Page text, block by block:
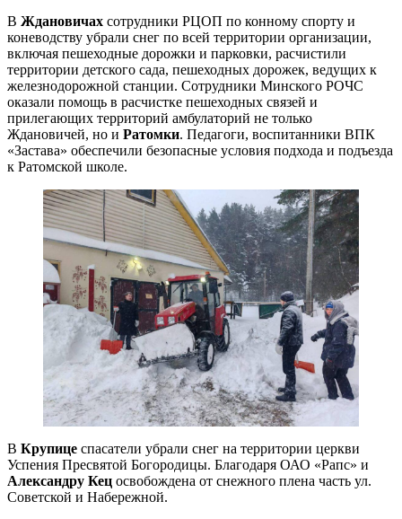
В Ждановичах сотрудники РЦОП по конному спорту и
коневодству убрали снег по всей территории организации,
включая пешеходные дорожки и парковки, расчистили
территории детского сада, пешеходных дорожек, ведущих к
железнодорожной станции. Сотрудники Минского РОЧС
оказали помощь в расчистке пешеходных связей и
прилегающих территорий амбулаторий не только
Ждановичей, но и Ратомки. Педагоги, воспитанники ВПК
«Застава» обеспечили безопасные условия подхода и подъезда
к Ратомской школе.
В Крупице спасатели убрали снег на территории церкви
Успения Пресвятой Богородицы. Благодаря ОАО «Рапс» и
Александру Кец освобождена от снежного плена часть ул.
Советской и Набережной.